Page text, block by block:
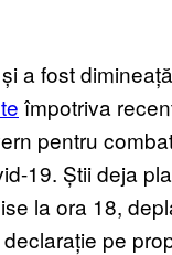
a fost
împotriva
pentru
19. Știi deja
la ora 18,
pe